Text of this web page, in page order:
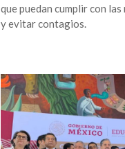
que puedan cumplir con
y evitar contagios.